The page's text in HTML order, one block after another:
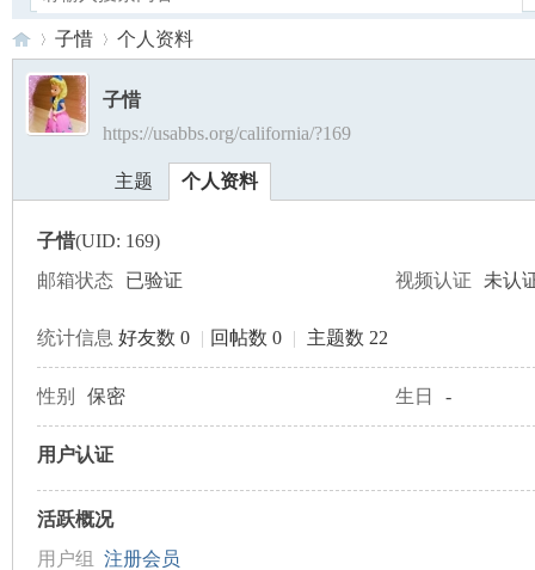
美›
子惜 个人资料
子惜
https://usabbs.org/california/?169
主题 个人资料
子惜(UID: 169)
邮箱状态
已验证 视频认证 未认
统计信息 好友数 0 | 回帖数 0 | 主题数 22
性别 保密 生日 -
用户认证
活跃概况
用户组 注册会员